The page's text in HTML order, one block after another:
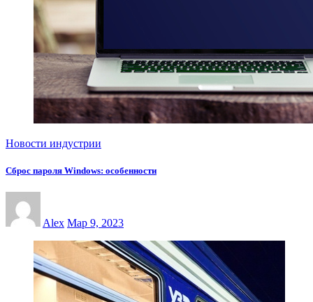
Новости индустрии
Сброс пароля Windows: особенности
Alex Мар 9, 2023